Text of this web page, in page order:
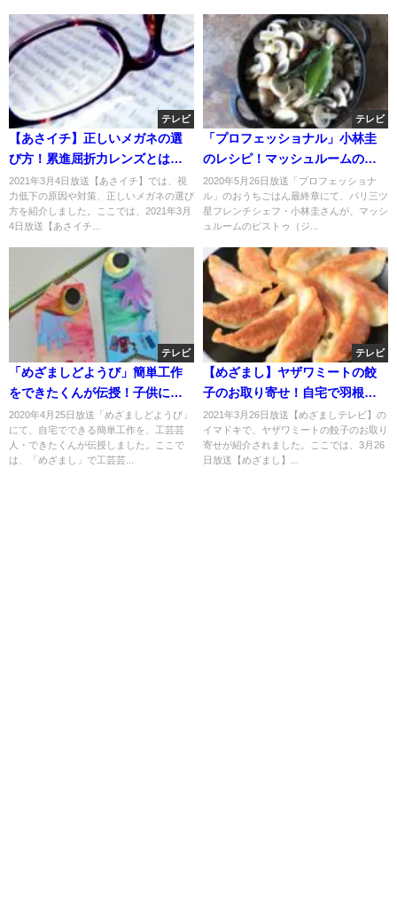
テレビ
【あさイチ】正しいメガネの選
び方！累進屈折力レンズとは？
2021年3月4日
2021年3月4日放送【あさイチ】では、視
力低下の原因や対策、正しいメガネの選び
方を紹介しました。ここでは、2021年3月
4日放送【あさイチ...
テレビ
「プロフェッショナル」小林圭
のレシピ！マッシュルームのピ
ストゥ（ジェノベーゼ） の作り
方！
2020年5月26日放送「プロフェッショナ
ル」のおうちごはん最終章にて、パリ三ツ
星フレンチシェフ・小林圭さんが、マッシ
ュルームのピストゥ（ジ...
テレビ
「めざましどようび」簡単工作
をできたくんが伝授！子供に大
人気！
2020年4月25日放送「めざましどようび」
にて、自宅でできる簡単工作を、工芸芸
人・できたくんが伝授しました。ここで
は、「めざまし」で工芸芸...
テレビ
【めざまし】ヤザワミートの餃
子のお取り寄せ！自宅で羽根つ
きぶた肉餃子？3月26日
2021年3月26日放送【めざましテレビ】の
イマドキで、ヤザワミートの餃子のお取り
寄せが紹介されました。ここでは、3月26
日放送【めざまし】...